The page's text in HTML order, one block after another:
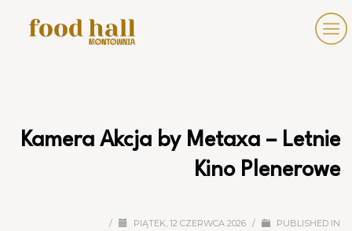
Kamera Akcja by Metaxa – Letnie
Kino Plenerowe
/ PIĄTEK, 12 CZERWCA 2026 / PUBLISHED IN